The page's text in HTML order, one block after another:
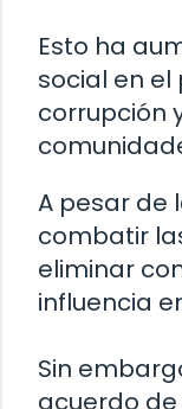
Esto ha
social en
corrupción
A pesar de
combatir
eliminar
influencia
Sin
acuerdo